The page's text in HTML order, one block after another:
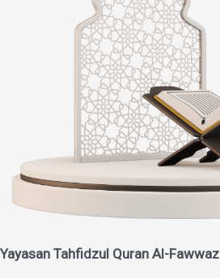
Yayasan Tahfidzul Quran Al-Fawwaz